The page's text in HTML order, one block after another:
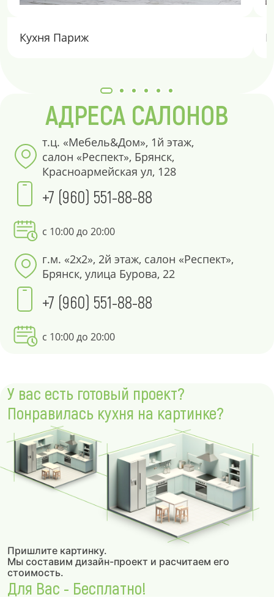
Кухня Париж
АДРЕСА САЛОНОВ
т.ц. «Мебель&Дом», 1й этаж,
салон «Респект», Брянск,
Красноармейская ул, 128
+7 (960) 551-88-88
с 10:00 до 20:00
г.м. «2х2», 2й этаж, салон «Респект»,
Брянск, улица Бурова, 22
+7 (960) 551-88-88
с 10:00 до 20:00
У вас есть готовый проект?
Понравилась кухня на картинке?
Пришлите картинку.
Мы составим дизайн-проект и расчитаем его
стоимость.
Для Вас - Бесплатно!